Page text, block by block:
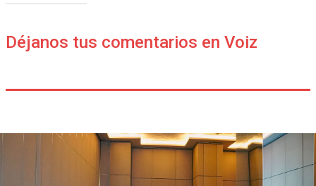
Déjanos tus comentarios en Voiz